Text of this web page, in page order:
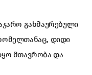
გახმაურებული
დიდი
მთავრობა და